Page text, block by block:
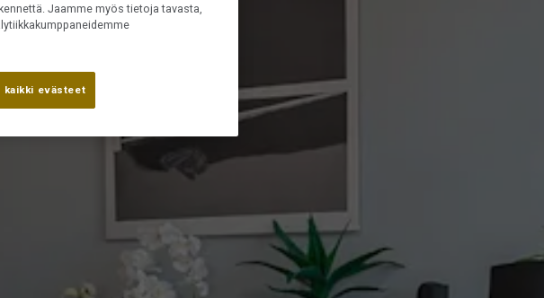
Jaamme myös tietoja tavasta,
kaikki evästeet